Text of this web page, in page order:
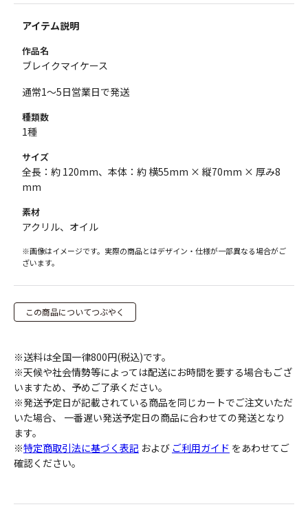
アイテム説明
作品名
ブレイクマイケース
通常1～5日営業日で発送
種類数
1種
サイズ
全長：約 120mm、本体：約 横55mm × 縦70mm × 厚み8
mm
素材
アクリル、オイル
※画像はイメージです。実際の商品とはデザイン・仕様が一部異なる場合がご
ざいます。
この商品についてつぶやく
※送料は全国一律800円(税込)です。
※天候や社会情勢等によっては配送にお時間を要する場合もござ
いますため、予めご了承ください。
※発送予定日が記載されている商品を同じカートでご注文いただ
いた場合、 一番遅い発送予定日の商品に合わせての発送となり
ます。
※特定商取引法に基づく表記 および ご利用ガイド をあわせてご
確認ください。